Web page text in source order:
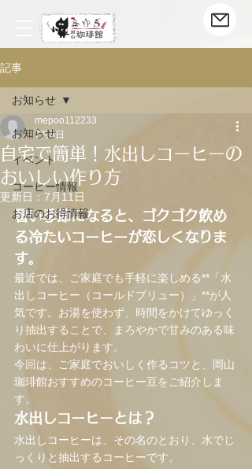
記事
お知らせ
イベント
コーヒー情報
お店のお得情報
お知らせ
自宅で簡単！水出しコーヒーの
おいしい作り方
mepoo112233
7月8日
更新日： 7月11日
暑い季節になると、ゴクゴク飲め
る冷たいコーヒーが恋しくなりま
す。
最近では、ご家庭でも手軽に楽しめる**「水
出しコーヒー（コールドブリュー）」**が人
気です。お湯を使わず、時間をかけてゆっく
り抽出することで、まろやかで甘みのある味
わいに仕上がります。
今回は、ご家庭でおいしく作るコツと、岡山
珈琲館おすすめのコーヒー豆をご紹介しま
す。
水出しコーヒーとは？
水出しコーヒーは、その名のとおり、水でじ
っくりと抽出するコーヒーです。